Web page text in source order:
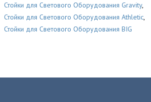
Стойки для Светового Оборудования Gravity,
Стойки для Светового Оборудования Athletic,
Стойки для Светового Оборудования BIG